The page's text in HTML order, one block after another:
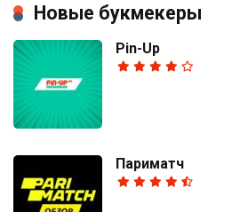
Новые букмекеры
Pin-Up
Париматч